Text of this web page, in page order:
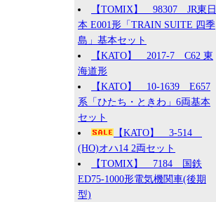
【TOMIX】 98307 JR東日
本 E001形「TRAIN SUITE 四季
島」基本セット
【KATO】 2017-7 C62 東
海道形
【KATO】 10-1639 E657
系「ひたち・ときわ」6両基本
セット
【KATO】 3-514
(HO)オハ14 2両セット
【TOMIX】 7184 国鉄
ED75-1000形電気機関車(後期
型)